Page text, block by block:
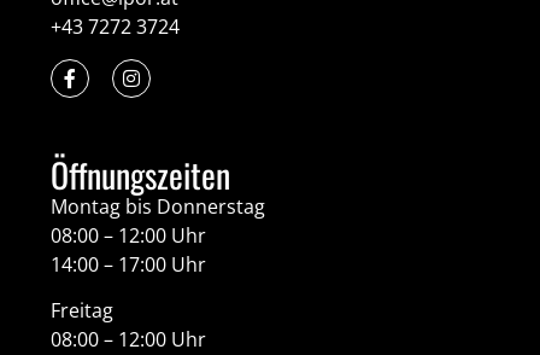
+43 7272 3724
Öffnungszeiten
Montag bis Donnerstag
08:00 – 12:00 Uhr
14:00 – 17:00 Uhr
Freitag
08:00 – 12:00 Uhr